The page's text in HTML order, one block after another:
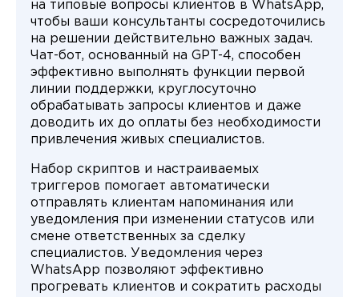
на типовые вопросы клиентов в WhatsApp,
чтобы ваши консультанты сосредоточились
на решении действительно важных задач.
Чат-бот, основанный на GPT-4, способен
эффективно выполнять функции первой
линии поддержки, круглосуточно
обрабатывать запросы клиентов и даже
доводить их до оплаты без необходимости
привлечения живых специалистов.
Набор скриптов и настраиваемых
триггеров помогает автоматически
отправлять клиентам напоминания или
уведомления при изменении статусов или
смене ответственных за сделку
специалистов. Уведомления через
WhatsApp позволяют эффективно
прогревать клиентов и сократить расходы